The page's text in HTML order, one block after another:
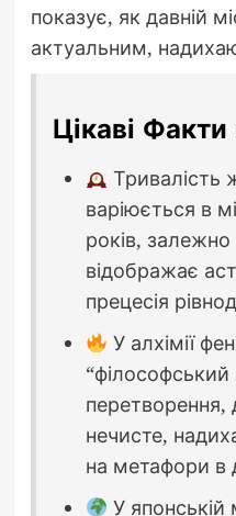
показує, як давній
актуальним,
Цікаві
Тривалість
варіюється в
років,
відображає
прецесія
У алхімії
“філософський
нечисте,
на метафори в
У японській